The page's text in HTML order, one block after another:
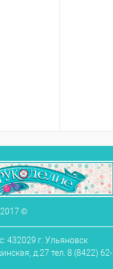
©
432029 г. Ульяновск
д.27 тел. 8 (8422) 62-